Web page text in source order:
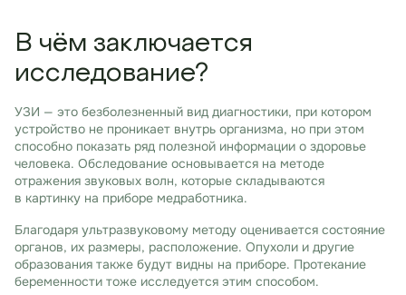
В чём заключается
исследование?
УЗИ — это безболезненный вид диагностики, при котором
устройство не проникает внутрь организма, но при этом
способно показать ряд полезной информации о здоровье
человека. Обследование основывается на методе
отражения звуковых волн, которые складываются
в картинку на приборе медработника.
Благодаря ультразвуковому методу оценивается состояние
органов, их размеры, расположение. Опухоли и другие
образования также будут видны на приборе. Протекание
беременности тоже исследуется этим способом.